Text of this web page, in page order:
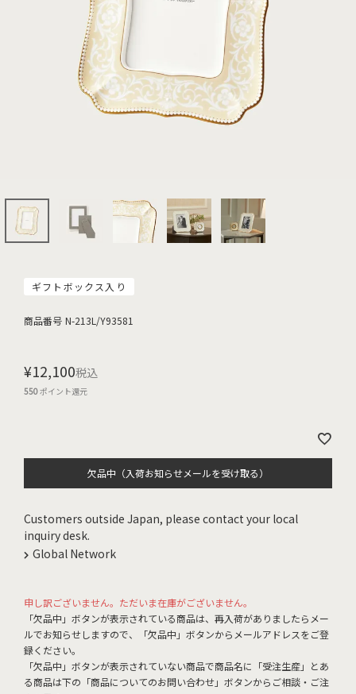
ギフトボックス入り
商品番号 N-213L/Y93581
¥12,100税込
550ポイント還元
欠品中（入荷お知らせメールを受け取る）
Customers outside Japan, please contact your local
inquiry desk.
Global Network
申し訳ございません。ただいま在庫がございません。
「欠品中」ボタンが表示されている商品は、再入荷がありましたらメー
ルでお知らせしますので、「欠品中」ボタンからメールアドレスをご登
録ください。
「欠品中」ボタンが表示されていない商品で商品名に「受注生産」とあ
る商品は下の「商品についてのお問い合わせ」ボタンからご相談・ご注